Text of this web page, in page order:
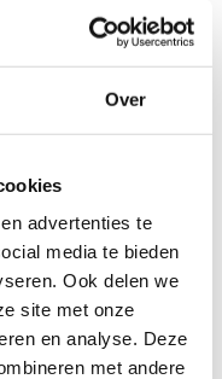
Over
advertenties te
media te bieden
Ook delen we
site met onze
en analyse. Deze
met andere
9 1/2, 10, 10 1/2, 11
en een
Vóór 23:00 uur
Neem gerust contact